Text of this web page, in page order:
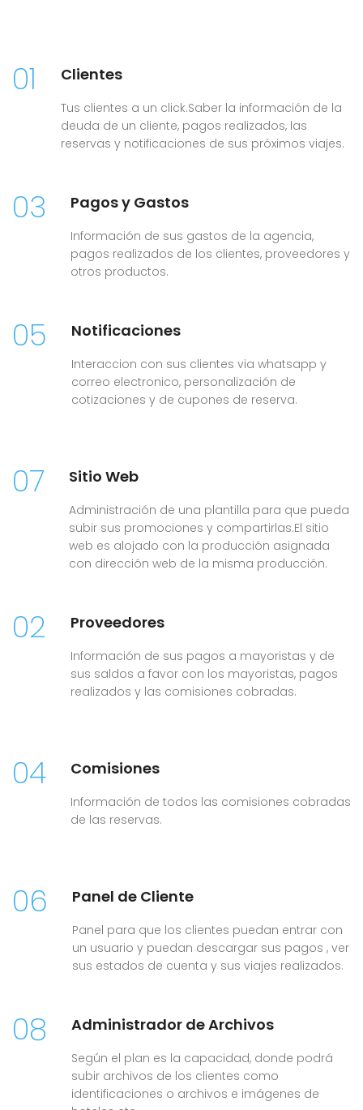
01 Clientes
Tus clientes a un click.Saber la información de la
deuda de un cliente, pagos realizados, las
reservas y notificaciones de sus próximos viajes.
03 Pagos y Gastos
Información de sus gastos de la agencia,
pagos realizados de los clientes, proveedores y
otros productos.
05 Notificaciones
Interaccion con sus clientes via whatsapp y
correo electronico, personalización de
cotizaciones y de cupones de reserva.
07 Sitio Web
Administración de una plantilla para que pueda
subir sus promociones y compartirlas.El sitio
web es alojado con la producción asignada
con dirección web de la misma producción.
02 Proveedores
Información de sus pagos a mayoristas y de
sus saldos a favor con los mayoristas, pagos
realizados y las comisiones cobradas.
04 Comisiones
Información de todos las comisiones cobradas
de las reservas.
06 Panel de Cliente
Panel para que los clientes puedan entrar con
un usuario y puedan descargar sus pagos , ver
sus estados de cuenta y sus viajes realizados.
08 Administrador de Archivos
Según el plan es la capacidad, donde podrá
subir archivos de los clientes como
identificaciones o archivos e imágenes de